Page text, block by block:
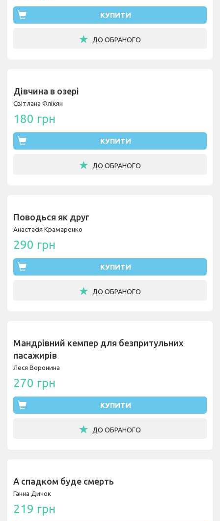
КУПИТИ
ДО ОБРАНОГО
Дівчина в озері
Світлана Флікян
180 грн
КУПИТИ
ДО ОБРАНОГО
Поводься як друг
Анастасія Крамаренко
290 грн
КУПИТИ
ДО ОБРАНОГО
Мандрівний кемпер для безпритульних
пасажирів
Леся Воронина
270 грн
КУПИТИ
ДО ОБРАНОГО
А спадком буде смерть
Ганна Дичок
219 грн